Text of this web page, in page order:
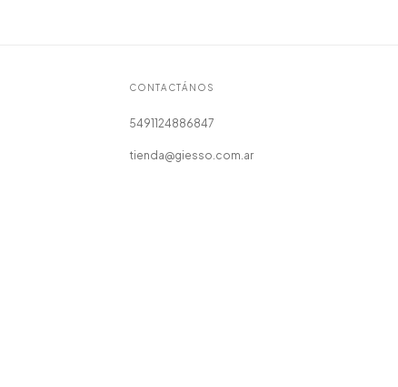
CONTACTÁNOS
5491124886847
tienda@giesso.com.ar